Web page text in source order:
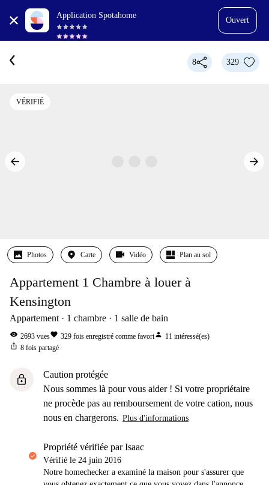
Application Spotahome
Ouvert
8 329
VÉRIFIÉ
Photos Carte Vidéo Plan au sol
Appartement 1 Chambre à louer à
Kensington
Appartement 1 chambre 1 salle de bain
visibility 2693 vuesfavorite 329 fois enregistré comme favoriperson 11 intéressé(es)
ios_share 8 fois partagé
lock
Caution protégée
Nous sommes là pour vous aider ! Si votre propriétaire
ne procède pas au remboursement de votre cation, nous
nous en chargerons. Plus d'informations
propriété vérifiée par Isaac
Vérifié le 24 juin 2016
Notre homechecker a examiné la maison pour s'assurer que